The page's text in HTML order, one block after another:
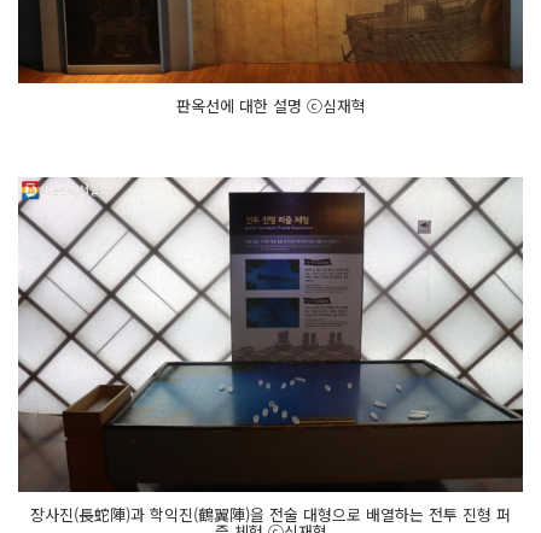
판옥선에 대한 설명 ⓒ심재혁
장사진(長蛇陣)과 학익진(鶴翼陣)을 전술 대형으로 배열하는 전투 진형 퍼